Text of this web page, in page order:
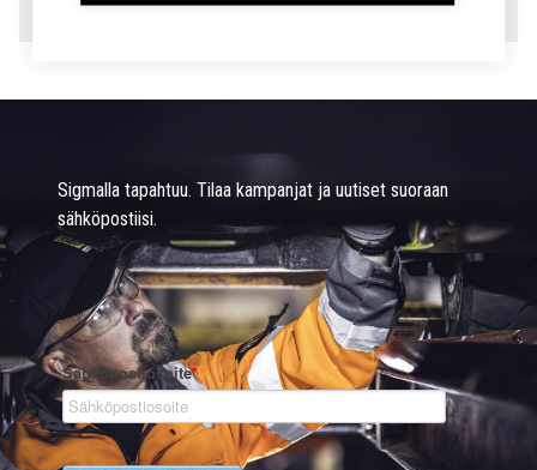
Toimipaikat
Sigmalla tapahtuu. Tilaa kampanjat ja uutiset suoraan
sähköpostiisi.